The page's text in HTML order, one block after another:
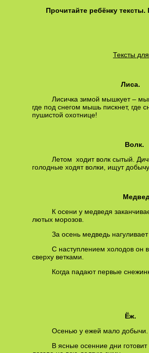
Прочитайте ребёнку
Тексты
Лиса.
Лисичка зимой мышкует –
где под снегом мышь пискнет, где
пушистой охотнице!
Волк.
Летом ходит волк сытый.
голодные ходят волки, ищут
К осени у медведя
лютых морозов.
За осень медведь
С наступлением холодов он
сверху ветками.
Когда падают первые
( По А.
Ёж.
Осенью у ежей мало добычи.
В ясные осенние дни готовит